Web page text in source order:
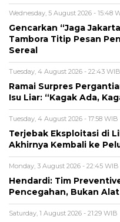
Wednesday, 5 August 2026 - 15:48
Gencarkan “Jaga
Tambora Titip Pesan
Sereal
Tuesday, 4 August 2026 - 22:43 WIB
Ramai Surpres
Isu Liar: “Kagak Ada,
Tuesday, 4 August 2026 - 17:58 WIB
Terjebak Eksploitasi di
Akhirnya Kembali ke
Monday, 3 August 2026 - 22:45 WIB
Hendardi: Tim
Pencegahan, Bukan
Saturday, 1 August 2026 - 21:29 WIB